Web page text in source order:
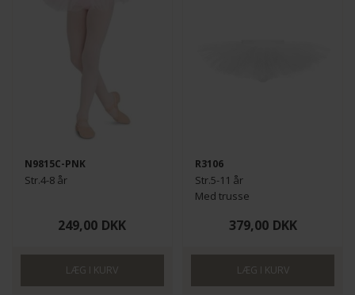
N9815C-PNK
Str.4-8 år
249,00 DKK
R3106
Str.5-11 år
Med trusse
379,00 DKK